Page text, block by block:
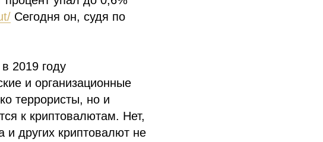
Сегодня он, судя по
2019 году
и организационные
террористы, но и
к криптовалютам. Нет,
и других криптовалют не